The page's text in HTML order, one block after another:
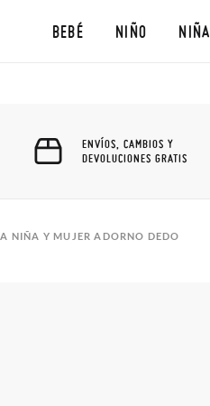
BEBÉ NIÑO NIÑA
ENVÍOS, CAMBIOS Y
DEVOLUCIONES GRATIS
NIÑA Y MUJER ADORNO DEDO